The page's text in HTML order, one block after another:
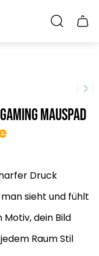
Mauspad
Druck
sieht und fühlt
dein Bild
Raum Stil